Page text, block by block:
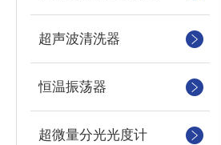
超声波清洗器
恒温振荡器
超微量分光光度计